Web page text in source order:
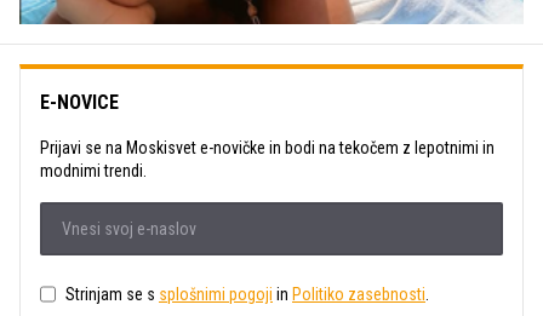
E-NOVICE
Prijavi se na Moskisvet e-novičke in bodi na tekočem z lepotnimi in
modnimi trendi.
Strinjam se s splošnimi pogoji in Politiko zasebnosti